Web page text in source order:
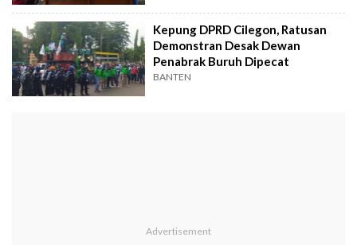
Kepung DPRD Cilegon, Ratusan
Demonstran Desak Dewan
Penabrak Buruh Dipecat
BANTEN